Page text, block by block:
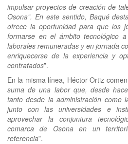
impulsar proyectos de creación de
Osona”. En este sentido, Baqué
ofrece la oportunidad para que los
formarse en el ámbito tecnológico
laborales remuneradas y en jornada
enriquecerse de la experiencia y
contratados”.
En la misma línea, Héctor Ortiz
suma de una labor que, desde
tanto desde la administración como
junto con las universidades e
aprovechar la conjuntura
comarca de Osona en un
referencia”.